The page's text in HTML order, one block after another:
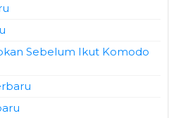
Sebelum Ikut Komodo